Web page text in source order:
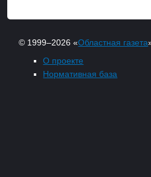
© 1999–2026 «Областная газета
О проекте
Нормативная база